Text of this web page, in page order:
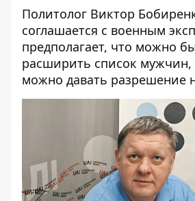
Политолог Виктор
соглашается с военным
предполагает, что можно
расширить список
можно давать разрешение